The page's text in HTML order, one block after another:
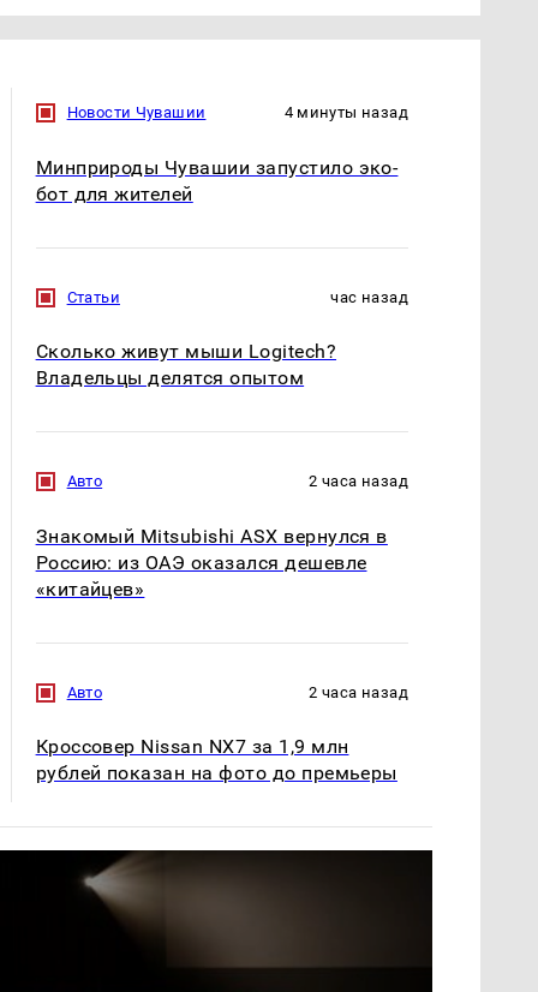
Новости Чувашии 4 минуты назад
Минприроды Чувашии запустило эко-
бот для жителей
Статьи час назад
Сколько живут мыши Logitech?
Владельцы делятся опытом
Авто 2 часа назад
Знакомый Mitsubishi ASX вернулся в
Россию: из ОАЭ оказался дешевле
«китайцев»
Авто 2 часа назад
Кроссовер Nissan NX7 за 1,9 млн
рублей показан на фото до премьеры